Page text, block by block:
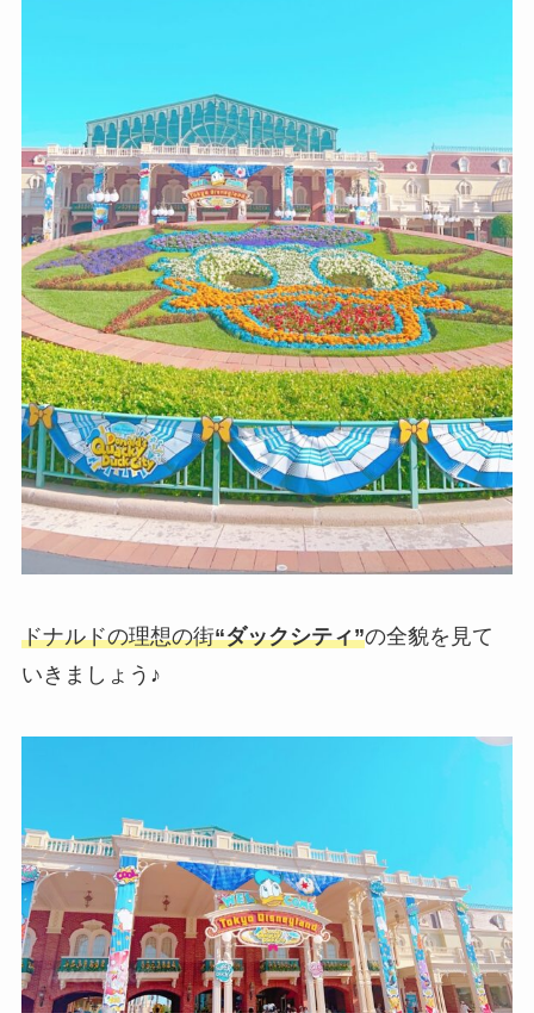
ドナルドの理想の街“ダックシティ”の全貌を見て
いきましょう♪